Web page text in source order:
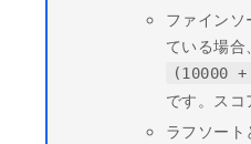
ファイン
ている場
(10000 +
です。スコ
ラフソー